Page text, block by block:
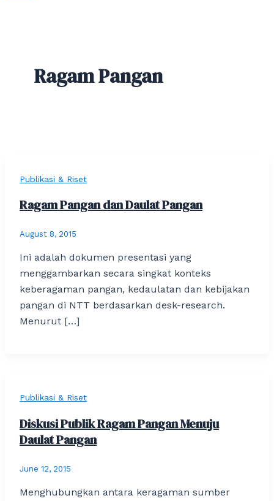
Ragam Pangan
Publikasi & Riset
Ragam Pangan dan Daulat Pangan
August 8, 2015
Ini adalah dokumen presentasi yang
menggambarkan secara singkat konteks
keberagaman pangan, kedaulatan dan kebijakan
pangan di NTT berdasarkan desk-research.
Menurut […]
Publikasi & Riset
Diskusi Publik Ragam Pangan Menuju
Daulat Pangan
June 12, 2015
Menghubungkan antara keragaman sumber